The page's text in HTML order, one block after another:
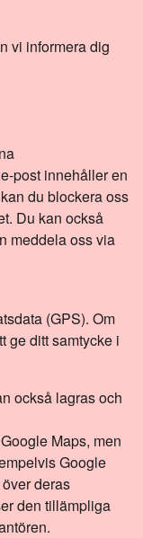
vi informera dig
post innehåller en
du blockera oss
Du kan också
meddela oss via
(GPS). Om
ge ditt samtycke i
också lagras och
Maps, men
Google
deras
den tillämpliga